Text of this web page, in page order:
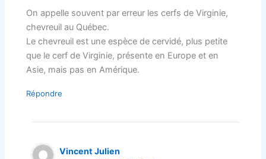
On appelle souvent par erreur les cerfs de Virginie,
chevreuil au Québec.
Le chevreuil est une espèce de cervidé, plus petite
que le cerf de Virginie, présente en Europe et en
Asie, mais pas en Amérique.
Répondre
Vincent Julien